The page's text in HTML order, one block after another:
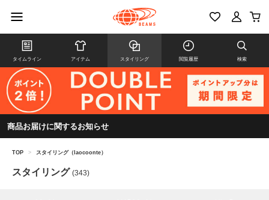
タイムライン アイテム スタイリング 閲覧履歴 検索
商品お届けに関するお知らせ
TOP > スタイリング（laocoonte）
スタイリング (343)